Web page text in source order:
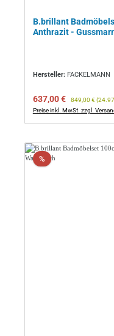
B.brillant
Anthrazit -
Hersteller: FACKELMANN
Verkaufspreis:
637,00 € Regulärer Preis:
849,00 €
Preise inkl. MwSt. zzgl.
%Rabatt